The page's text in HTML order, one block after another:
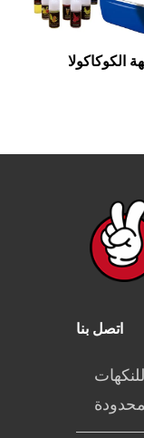
الكوكاكولا
اتصل بنا